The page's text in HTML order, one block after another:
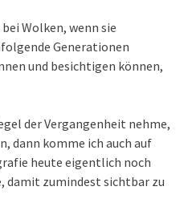
Wolken, wenn sie
Generationen
und besichtigen können,
der Vergangenheit nehme,
dann komme ich auch auf
heute eigentlich noch
damit zumindest sichtbar zu